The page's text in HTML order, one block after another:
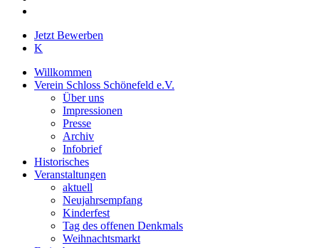
Close
Menu
Jetzt Bewerben
K
Willkommen
Verein Schloss Schönefeld e.V.
Über uns
Impressionen
Presse
Archiv
Infobrief
Historisches
Veranstaltungen
aktuell
Neujahrsempfang
Kinderfest
Tag des offenen Denkmals
Weihnachtsmarkt